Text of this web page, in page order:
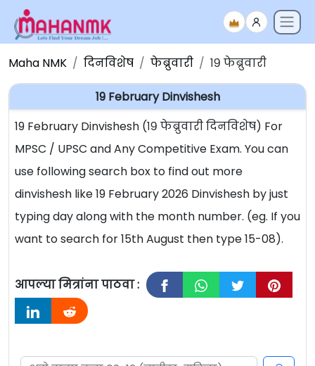
Maha NMK दिनविशेष फेब्रुवारी १९ फेब्रुवारी
19 February Dinvishesh
19 February Dinvishesh (१९ फेब्रुवारी दिनविशेष) For
MPSC / UPSC and Any Competitive Exam. You can
use following search box to find out more
dinvishesh like 19 February 2026 Dinvishesh by just
typing day along with the month number. (eg. If you
want to search for 15th August then type 15-08).
आपल्या मित्रांना पाठवा :